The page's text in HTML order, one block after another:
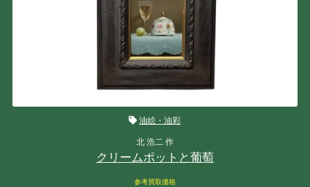
油絵・油彩
北 浩二 作
クリームポットと葡萄
参考買取価格